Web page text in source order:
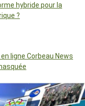
hybride pour la
?
ligne Corbeau News